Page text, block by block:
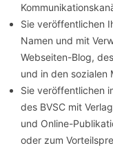
Sie veröffentlichen
Namen und mit
Webseiten-Blog,
und in den sozialen
Sie veröffentlichen
des BVSC mit
und Online-
oder zum